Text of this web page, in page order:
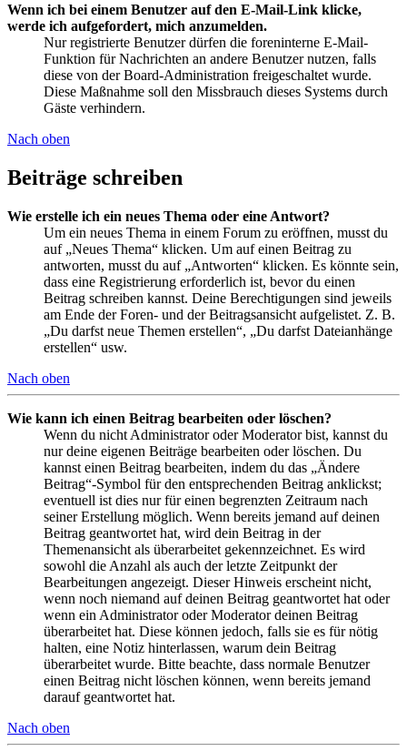
Wenn ich bei einem Benutzer auf den E-Mail-Link klicke,
werde ich aufgefordert, mich anzumelden.
Nur registrierte Benutzer dürfen die foreninterne E-Mail-
Funktion für Nachrichten an andere Benutzer nutzen, falls
diese von der Board-Administration freigeschaltet wurde.
Diese Maßnahme soll den Missbrauch dieses Systems durch
Gäste verhindern.
Nach oben
Beiträge schreiben
Wie erstelle ich ein neues Thema oder eine Antwort?
Um ein neues Thema in einem Forum zu eröffnen, musst du
auf „Neues Thema“ klicken. Um auf einen Beitrag zu
antworten, musst du auf „Antworten“ klicken. Es könnte sein,
dass eine Registrierung erforderlich ist, bevor du einen
Beitrag schreiben kannst. Deine Berechtigungen sind jeweils
am Ende der Foren- und der Beitragsansicht aufgelistet. Z. B.
„Du darfst neue Themen erstellen“, „Du darfst Dateianhänge
erstellen“ usw.
Nach oben
Wie kann ich einen Beitrag bearbeiten oder löschen?
Wenn du nicht Administrator oder Moderator bist, kannst du
nur deine eigenen Beiträge bearbeiten oder löschen. Du
kannst einen Beitrag bearbeiten, indem du das „Ändere
Beitrag“-Symbol für den entsprechenden Beitrag anklickst;
eventuell ist dies nur für einen begrenzten Zeitraum nach
seiner Erstellung möglich. Wenn bereits jemand auf deinen
Beitrag geantwortet hat, wird dein Beitrag in der
Themenansicht als überarbeitet gekennzeichnet. Es wird
sowohl die Anzahl als auch der letzte Zeitpunkt der
Bearbeitungen angezeigt. Dieser Hinweis erscheint nicht,
wenn noch niemand auf deinen Beitrag geantwortet hat oder
wenn ein Administrator oder Moderator deinen Beitrag
überarbeitet hat. Diese können jedoch, falls sie es für nötig
halten, eine Notiz hinterlassen, warum dein Beitrag
überarbeitet wurde. Bitte beachte, dass normale Benutzer
einen Beitrag nicht löschen können, wenn bereits jemand
darauf geantwortet hat.
Nach oben